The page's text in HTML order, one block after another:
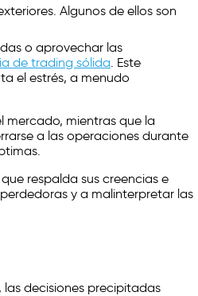
Algunos de ellos son
o aprovechar las
de trading sólida. Este
el estrés, a menudo
mercado, mientras que la
a las operaciones durante
respalda sus creencias e
y a malinterpretar las
decisiones precipitadas